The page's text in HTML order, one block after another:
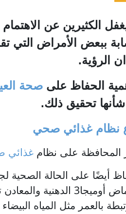
الكثيرين عن الاهتمام
ببعض الأمراض التي
الرؤية.
الحفاظ على صحة
تحقيق ذلك.
نظام غذائي صحي
المحافظة على نظام غذائي
أيضًا على الحالة الصحية
أوميجا3 الدهنية
بالعمر مثل المياه